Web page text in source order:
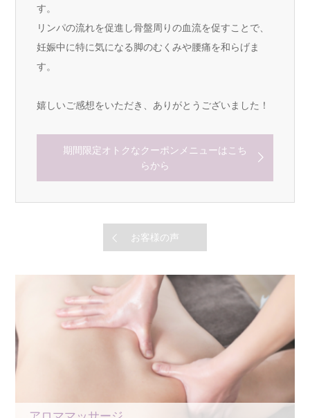
す。
リンパの流れを促進し骨盤周りの血流を促すことで、
妊娠中に特に気になる脚のむくみや腰痛を和らげま
す。
嬉しいご感想をいただき、ありがとうございました！
期間限定オトクなクーポンメニューはこち
らから
お客様の声